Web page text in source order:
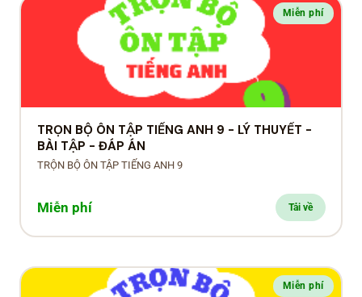
Miễn phí
TRỌN BỘ ÔN TẬP TIẾNG ANH 9 - LÝ THUYẾT -
BÀI TẬP - ĐÁP ÁN
TRỘN BỘ ÔN TẬP TIẾNG ANH 9
Miễn phí Tải về
Miễn phí